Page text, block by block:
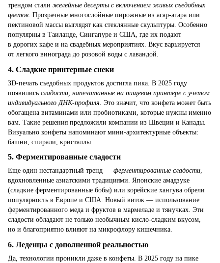
трендом стали желейные десерты с включением живых съедобных
цветов . Прозрачные многослойные пирожные из агар-агара или
пектиновой массы выглядят как стеклянные скульптуры. Особенно
популярны в Таиланде, Сингапуре и США, где их подают
в дорогих кафе и на свадебных мероприятиях. Вкус варьируется
от легкого винограда до розовой воды с лавандой.
4. Сладкие принтерные снеки
3D-печать съедобных продуктов достигла пика. В 2025 году
появились сладости, напечатанные на пищевом принтере с учетом
индивидуального ДНК-профиля . Это значит, что конфета может быть
обогащена витаминами или пробиотиками, которые нужны именно
вам. Такие решения предложили компании из Швеции и Канады.
Визуально конфеты напоминают мини-архитектурные объекты:
башни, спирали, кристаллы.
5. Ферментированные сладости
Еще один нестандартный тренд — ферментированные сладости,
вдохновленные азиатскими традициями. Японские амадзуке
(сладкие ферментированные бобы) или корейские хангува обрели
популярность в Европе и США. Новый виток — использование
ферментированного меда и фруктов в мармеладе и тянучках. Эти
сладости обладают не только необычным кисло-сладким вкусом,
но и благоприятно влияют на микрофлору кишечника.
6. Леденцы с дополненной реальностью
Да, технологии проникли даже в конфеты. В 2025 году на пике